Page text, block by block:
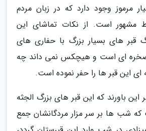
مرموز وجود دارد که در زبان مردم
است. از نکات تماشای این
قبر های بسیار بزرگ با حفاری های
ای است و هیچکس نمی داند چه
این قبر ها را حفر نموده است.
باورند که این قبر های بزرگ الجثه
که شب ها بر سر مزار مردگانشان جمع